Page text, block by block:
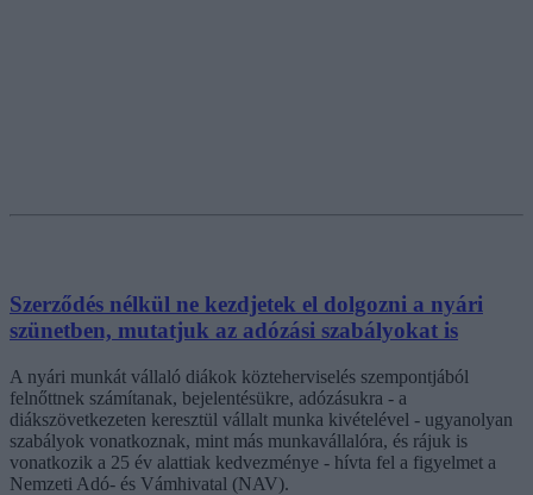
Szerződés nélkül ne kezdjetek el dolgozni a nyári
szünetben, mutatjuk az adózási szabályokat is
A nyári munkát vállaló diákok közteherviselés szempontjából
felnőttnek számítanak, bejelentésükre, adózásukra - a
diákszövetkezeten keresztül vállalt munka kivételével - ugyanolyan
szabályok vonatkoznak, mint más munkavállalóra, és rájuk is
vonatkozik a 25 év alattiak kedvezménye - hívta fel a figyelmet a
Nemzeti Adó- és Vámhivatal (NAV).